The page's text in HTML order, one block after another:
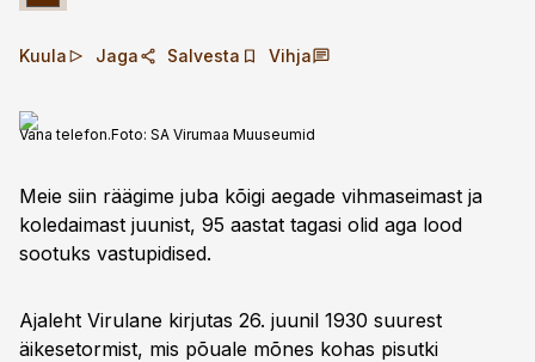
Kuula Jaga Salvesta Vihja
Vana telefon.Foto: SA Virumaa Muuseumid
Meie siin räägime juba kõigi aegade vihmaseimast ja
koledaimast juunist, 95 aastat tagasi olid aga lood
sootuks vastupidised.
Ajaleht Virulane kirjutas 26. juunil 1930 suurest
äikesetormist, mis põuale mõnes kohas pisutki